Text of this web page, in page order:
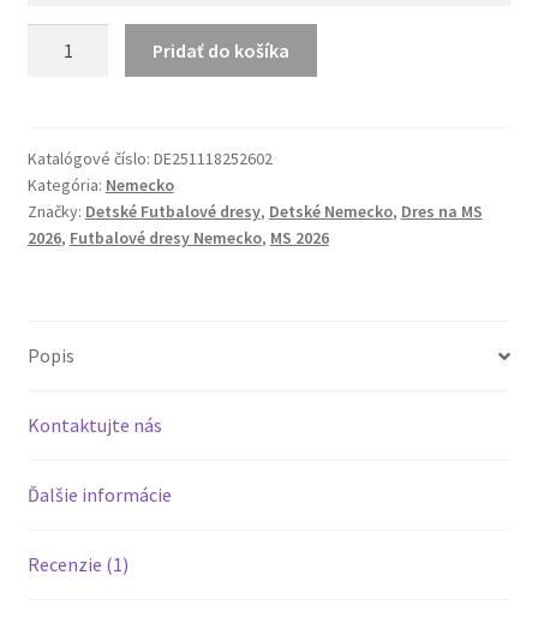
Hosťovský
Dres
na
MS
Pridať do košíka
Katalógové číslo: DE251118252602
Kategória: Nemecko
Značky: Detské Futbalové dresy, Detské Nemecko, Dres na MS
2026, Futbalové dresy Nemecko, MS 2026
Popis
Kontaktujte nás
Ďalšie informácie
Recenzie (1)